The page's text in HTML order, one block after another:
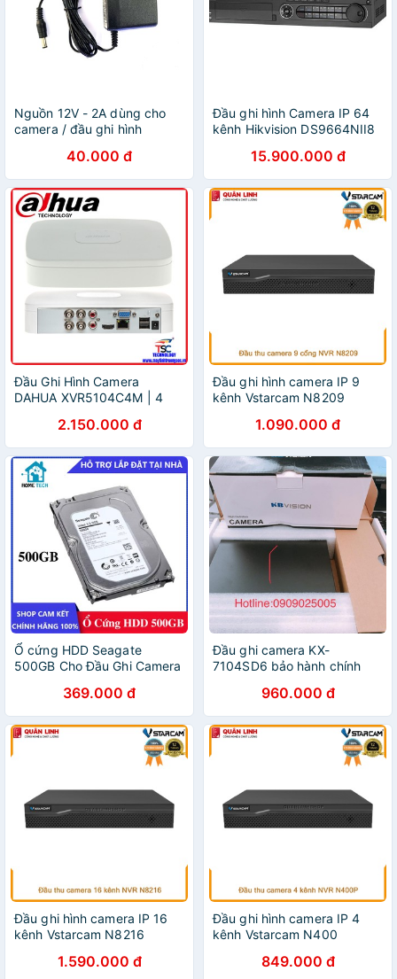
Nguồn 12V - 2A dùng cho
camera / đầu ghi hình
40.000 đ
Đầu ghi hình Camera IP 64
kênh Hikvision DS9664NII8
15.900.000 đ
Đầu Ghi Hình Camera
DAHUA XVR5104C4M | 4
2.150.000 đ
Đầu ghi hình camera IP 9
kênh Vstarcam N8209
1.090.000 đ
Ổ cứng HDD Seagate
500GB Cho Đầu Ghi Camera
369.000 đ
Đầu ghi camera KX-
7104SD6 bảo hành chính
960.000 đ
Đầu ghi hình camera IP 16
kênh Vstarcam N8216
1.590.000 đ
Đầu ghi hình camera IP 4
kênh Vstarcam N400
849.000 đ